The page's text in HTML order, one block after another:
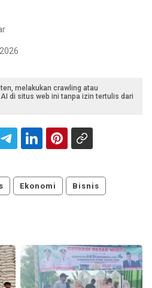
melakukan crawling atau
di situs web ini tanpa izin tertulis dari
Ekonomi Bisnis